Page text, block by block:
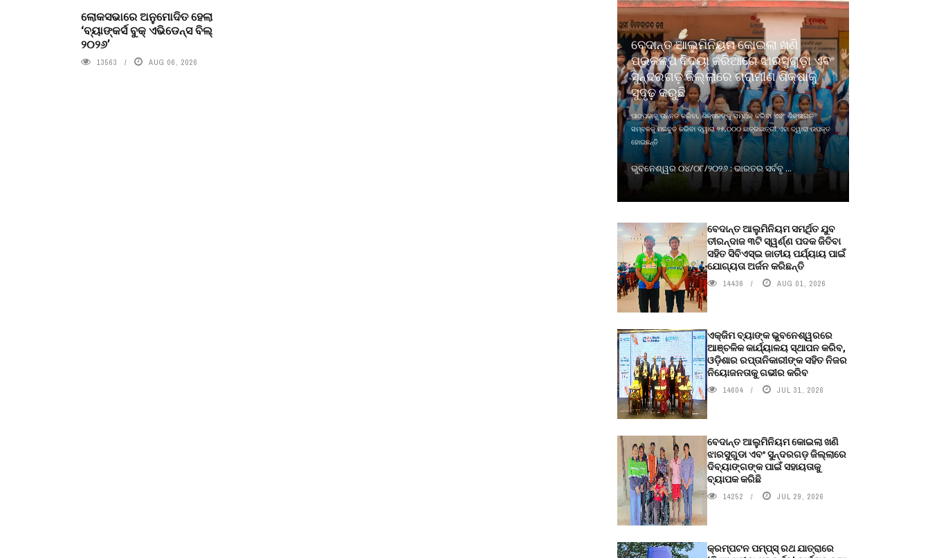
ଲୋକସଭାରେ ଅନୁମୋଦିତ ହେଲା
‘ବ୍ୟାଙ୍କର୍ସ ବୁକ୍ ଏଭିଡେନ୍ସ ବିଲ୍
୨୦୨୬’
13563 AUG 06, 2026
ବେଦାନ୍ତ ଆଲୁମିନିୟମ କୋଇଲା ଖଣି
ପ୍ରକଳ୍ପ ବିଦ୍ୟା ଜରିଆରେ ଝାରସୁଗୁଡ଼ା ଏବଂ
ସୁନ୍ଦରଗଡ଼ ଜିଲ୍ଲାରେ ଗ୍ରାମୀଣ ଶିକ୍ଷାକୁ
ସୁଦୃଢ଼ କରୁଛି
ପାଠପଢାକୁ ଉନ୍ନତ କରିବା, ଶିକ୍ଷକଙ୍କୁ ସମର୍ଥନ କରିବା ଏବଂ ଶିକ୍ଷାଗତ
ସମ୍ବଳକୁ ମଜବୁତ କରିବା ଦ୍ୱାରା ୨୫,୦୦୦ ଛାତ୍ରଛାତ୍ରୀ ଏହା ଦ୍ୱାରା ଉପକୃତ
ହୋଇଛନ୍ତି
ଭୁବନେଶ୍ୱର ୦୪/୦୮/୨୦୨୬ : ଭାରତର ସର୍ବବୃ ...
ବେଦାନ୍ତ ଆଲୁମିନିୟମ ସମର୍ଥିତ ଯୁବ
ତୀରନ୍ଦାଜ ୩ଟି ସ୍ୱର୍ଣ୍ଣ ପଦକ ଜିତିବା
ସହିତ ସିବିଏସ୍ଇ ଜାତୀୟ ପର୍ଯ୍ୟାୟ ପାଇଁ
ଯୋଗ୍ୟତା ଅର୍ଜନ କରିଛନ୍ତି
14436 AUG 01, 2026
ଏକ୍ଜିମ ବ୍ୟାଙ୍କ ଭୁବନେଶ୍ୱରରେ
ଆଞ୍ଚଳିକ କାର୍ଯ୍ୟାଳୟ ସ୍ଥାପନ କରିବ,
ଓଡ଼ିଶାର ରପ୍ତାନିକାରୀଙ୍କ ସହିତ ନିଜର
ନିୟୋଜନତାକୁ ଗଭୀର କରିବ
14604 JUL 31, 2026
ବେଦାନ୍ତ ଆଲୁମିନିୟମ କୋଇଲା ଖଣି
ଝାରସୁଗୁଡା ଏବଂ ସୁନ୍ଦରଗଡ଼ ଜିଲ୍ଲାରେ
ଦିବ୍ୟାଙ୍ଗଙ୍କ ପାଇଁ ସହାୟତାକୁ
ବ୍ୟାପକ କରିଛି
14252 JUL 29, 2026
କ୍ରମ୍ପଟନ ପମ୍ପ୍‌ସ୍‌ ରଥ ଯାତ୍ରାରେ